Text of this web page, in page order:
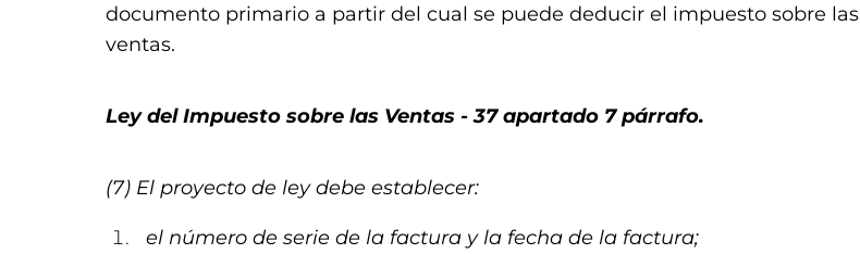
documento primario a partir del cual se puede deducir el impuesto sobre las
ventas.
Ley del Impuesto sobre las Ventas - 37 apartado 7 párrafo.
(7) El proyecto de ley debe establecer:
el número de serie de la factura y la fecha de la factura;